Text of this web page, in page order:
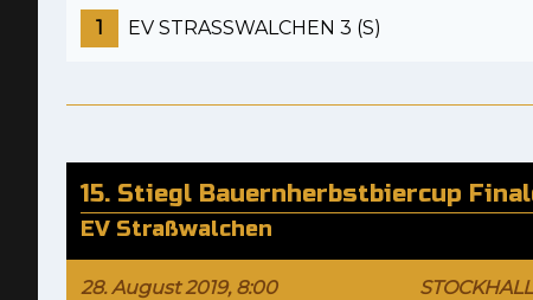
1 EV STRASSWALCHEN 3 (S)
15. Stiegl Bauernherbstbiercup
EV Straßwalchen
28. August 2019, 8:00